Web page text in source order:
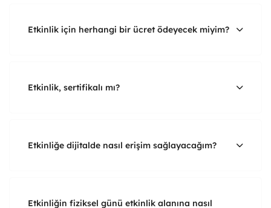
Etkinlik için herhangi bir ücret ödeyecek miyim?
Etkinlik, sertifikalı mı?
Etkinliğe dijitalde nasıl erişim sağlayacağım?
Etkinliğin fiziksel günü etkinlik alanına nasıl